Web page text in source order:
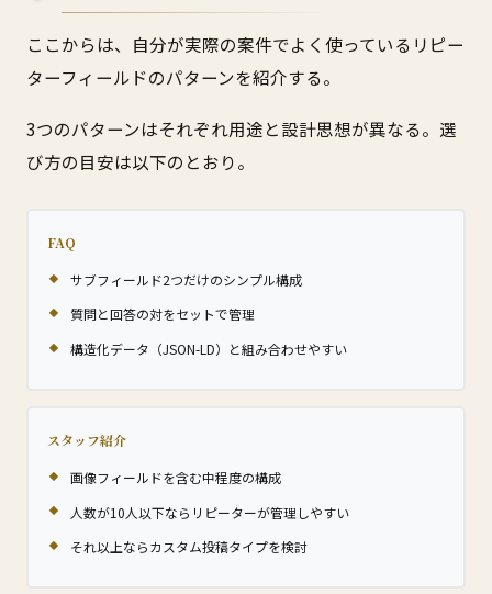
ここからは、自分が実際の案件でよく使っているリピー
ターフィールドのパターンを紹介する。
3つのパターンはそれぞれ用途と設計思想が異なる。選
び方の目安は以下のとおり。
FAQ
サブフィールド2つだけのシンプル構成
質問と回答の対をセットで管理
構造化データ（JSON-LD）と組み合わせやすい
スタッフ紹介
画像フィールドを含む中程度の構成
人数が10人以下ならリピーターが管理しやすい
それ以上ならカスタム投稿タイプを検討